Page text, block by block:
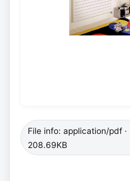
File info: application/pdf ·
208.69KB